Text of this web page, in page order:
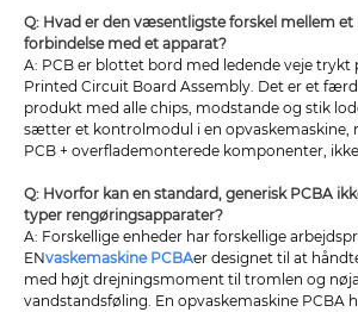
Q: Hvad er den væsentligste forskel mellem et
forbindelse med et apparat?
A: PCB er blottet bord med ledende veje trykt
Printed Circuit Board Assembly. Det er et
produkt med alle chips, modstande og stik
sætter et kontrolmodul i en opvaskemaskine,
PCB + overflademonterede komponenter,
Q: Hvorfor kan en standard, generisk PCBA
typer rengøringsapparater?
A: Forskellige enheder har forskellige
ENvaskemaskine PCBAer designet til at
med højt drejningsmoment til tromlen og
vandstandsføling. En opvaskemaskine PCBA